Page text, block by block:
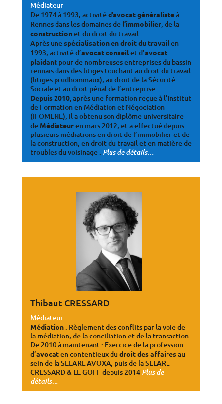
Médiateur
De 1974 à 1993, activitéd’avocatgénéralisteà
Rennes dans les domaines de l’immobilier, de la
constructionet du droit du travail.
Après unespécialisation en droit du travailen
1993, activité d’avocat conseilet d’avocat
plaidantpour de nombreuses entreprises du bassin
rennais dans des litiges touchant au droit du travail
(litiges prudhommaux), au droit de la Sécurité
Sociale et au droit pénal de l’entreprise
Depuis 2010,après une formation reçue à l’Institut
de Formation en Médiation et Négociation
(IFOMENE), il a obtenu son diplôme universitaire
de Médiateuren mars 2012, et a effectué depuis
plusieurs médiations en droit de l’immobilier et de
la construction, en droit du travail et en matière de
troubles du voisinage . Plus de détails…
Thibaut CRESSARD
Médiateur
Médiation: Règlement des conflits par la voie de
la médiation, de la conciliation et de la transaction.
De 2010 à maintenant : Exercice de la profession
d’avocaten contentieux du droit des affairesau
sein de la SELARL AVOXA, puis de la SELARL
CRESSARD & LE GOFF depuis 2014 Plus de
détails…